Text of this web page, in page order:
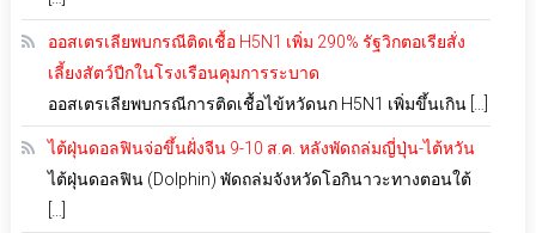
ออสเตรเลียพบกรณีติดเชื้อ H5N1 เพิ่ม 290% รัฐวิกตอเรียสั่ง
เลี้ยงสัตว์ปีกในโรงเรือนคุมการระบาด
ออสเตรเลียพบกรณีการติดเชื้อไข้หวัดนก H5N1 เพิ่มขึ้นเกิน […]
ไต้ฝุ่นดอลฟินจ่อขึ้นฝั่งจีน 9-10 ส.ค. หลังพัดถล่มญี่ปุ่น-ไต้หวัน
ไต้ฝุ่นดอลฟิน (Dolphin) พัดถล่มจังหวัดโอกินาวะทางตอนใต้